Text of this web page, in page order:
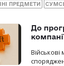
ПРЕДМЕТИ
До